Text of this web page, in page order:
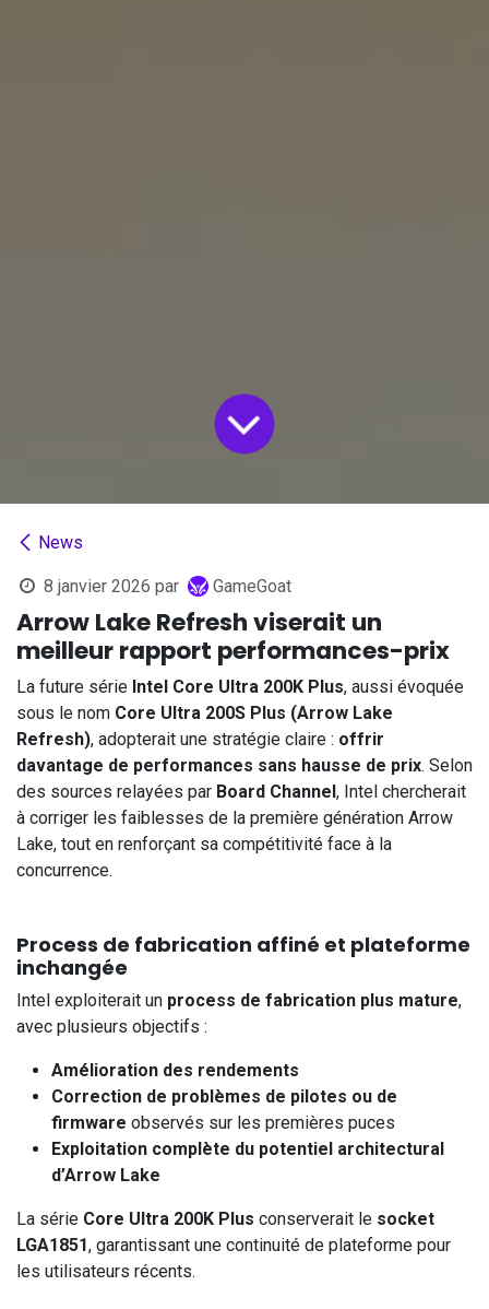
News
8 janvier 2026 par GameGoat
Arrow Lake Refresh viserait un
meilleur rapport performances-prix
La future série Intel Core Ultra 200K Plus, aussi évoquée
sous le nom Core Ultra 200S Plus (Arrow Lake
Refresh), adopterait une stratégie claire : offrir
davantage de performances sans hausse de prix. Selon
des sources relayées par Board Channel, Intel chercherait
à corriger les faiblesses de la première génération Arrow
Lake, tout en renforçant sa compétitivité face à la
concurrence.
Process de fabrication affiné et plateforme
inchangée
Intel exploiterait un process de fabrication plus mature,
avec plusieurs objectifs :
Amélioration des rendements
Correction de problèmes de pilotes ou de
firmware observés sur les premières puces
Exploitation complète du potentiel architectural
d’Arrow Lake
La série Core Ultra 200K Plus conserverait le socket
LGA1851, garantissant une continuité de plateforme pour
les utilisateurs récents.